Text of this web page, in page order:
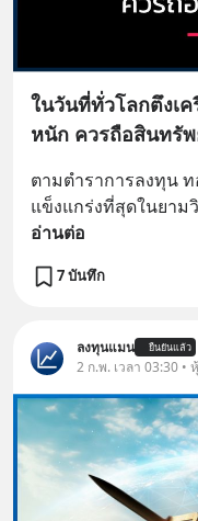
ในวันที่ทั่วโลกตึงเ
หนัก ควรถือสินทรัพ
ตามตำราการลงทุน
แข็งแกร่งที่สุดในยาม
อ่านต่อ
7 บันทึก
ลงทุนแมน ยืนยันแล้ว
2 ก.พ. เวลา 03:30 •